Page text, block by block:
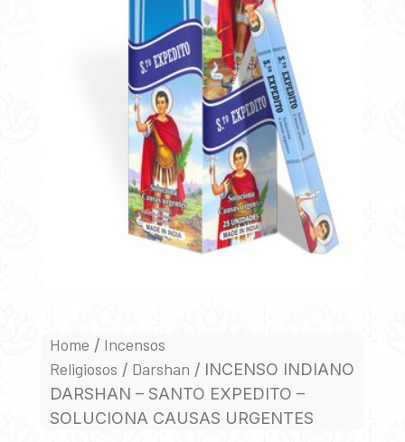
Home / Incensos
Religiosos / Darshan / INCENSO INDIANO
DARSHAN – SANTO EXPEDITO –
SOLUCIONA CAUSAS URGENTES